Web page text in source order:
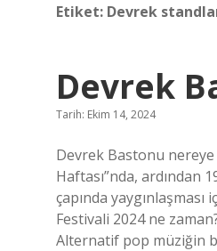
Etiket: Devrek
Devrek
Tarih: Ekim 14, 2024
Devrek Bastonu nereye
Haftası”nda, ardından
çapında
Festivali 2024 ne
Alternatif pop müziğin